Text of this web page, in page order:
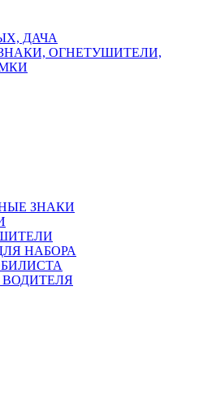
ДАЧА
ОГНЕТУШИТЕЛИ,
ЗНАКИ
НАБОРА